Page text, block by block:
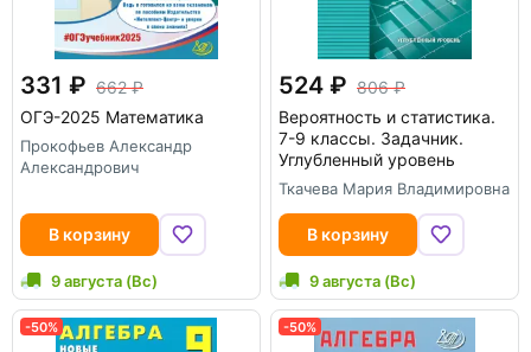
331
662
ОГЭ-2025 Математика
Прокофьев Александр
Александрович
В корзину
9 августа (Вс)
524
806
Вероятность и статистика.
7-9 классы. Задачник.
Углубленный уровень
Ткачева Мария Владимировна
В корзину
9 августа (Вс)
-50% -50%